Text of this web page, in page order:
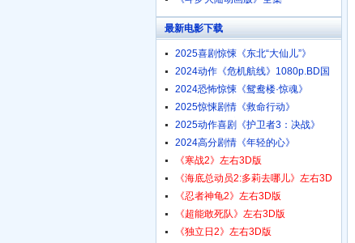
最新电影下载
2025喜剧惊悚《东北“大仙儿”》
1080p.HD国语中字
2024动作《危机航线》1080p.BD国
语中字
2024恐怖惊悚《鸳鸯楼·惊魂》
4K.HD国语中字
2025惊悚剧情《救命行动》
1080p.HD中字
2025动作喜剧《护卫者3：决战》
1080p.HD国语中字
2024高分剧情《年轻的心》
1080p.HD中字
《寒战2》左右3D版
《海底总动员2:多莉去哪儿》左右3D
版
《忍者神龟2》左右3D版
《超能敢死队》左右3D版
《独立日2》左右3D版